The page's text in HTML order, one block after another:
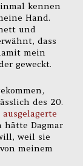
kennen
Hand.
und
dass
mein
geweckt.
des 20.
hätte Dagmar
weil sie
meinem